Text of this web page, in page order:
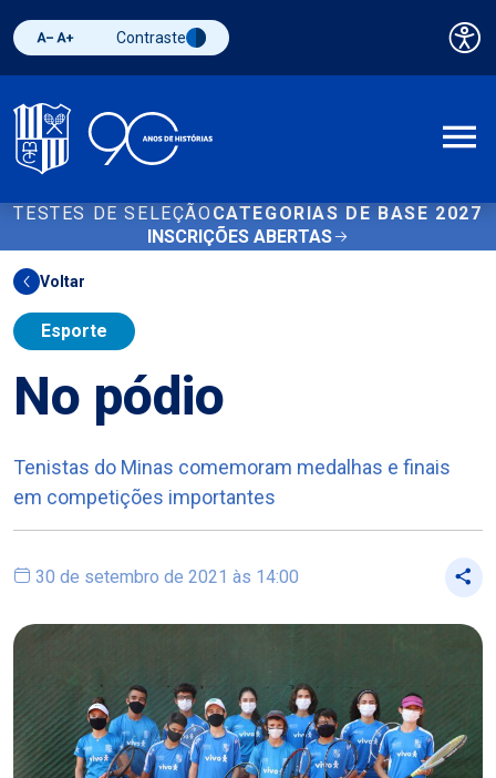
Diminuir fonte
Aumentar fonteAlternar contraste
Contraste
TESTES DE SELEÇÃO CATEGORIAS DE BASE 2027
INSCRIÇÕES ABERTAS
Voltar
Esporte
No pódio
Tenistas do Minas comemoram medalhas e finais
em competições importantes
30 de setembro de 2021 às 14:00